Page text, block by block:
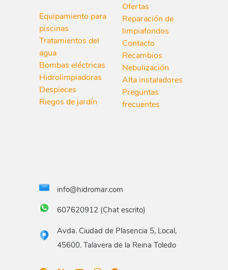
Equipamiento para
piscinas
Tratamientos del
agua
Bombas eléctricas
Hidrolimpiadoras
Despieces
Riegos de jardín
Ofertas
Reparación de
limpiafondos
Contacto
Recambios
Nebulización
Alta instaladores
Preguntas
frecuentes
info@hidromar.com
607620912 (Chat escrito)
Avda. Ciudad de Plasencia 5, Local,
45600. Talavera de la Reina Toledo